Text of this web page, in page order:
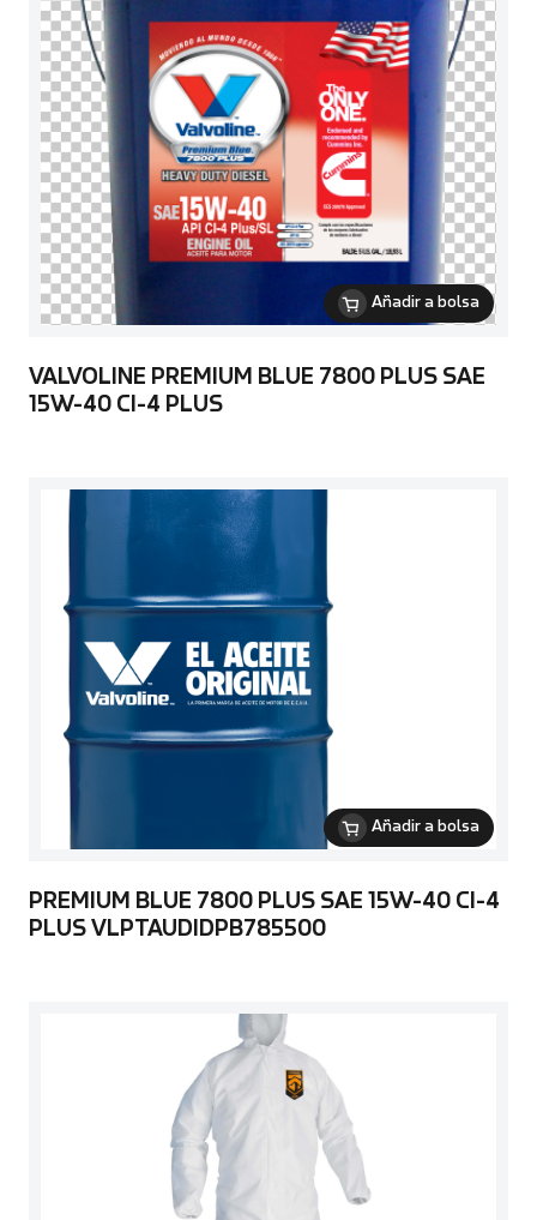
Añadir a bolsa
VALVOLINE PREMIUM BLUE 7800 PLUS SAE
15W-40 CI-4 PLUS
Añadir a bolsa
PREMIUM BLUE 7800 PLUS SAE 15W-40 CI-4
PLUS VLPTAUDIDPB785500